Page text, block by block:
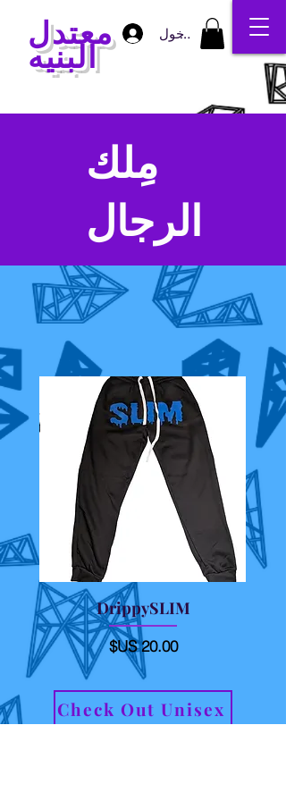
معتدل
البنيه
تسجيل الدخول
مِلك
الرجال
DrippySLIM
السعر‏20.00 US$
Check Out Unisex